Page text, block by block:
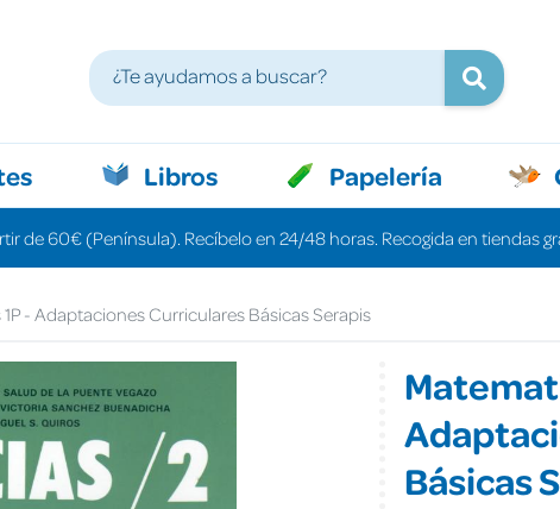
Libros Papelería
de 60€ (Península). Recíbelo en 24/48 horas. Recogida en tiendas
- Adaptaciones Curriculares Básicas Serapis
Básicas